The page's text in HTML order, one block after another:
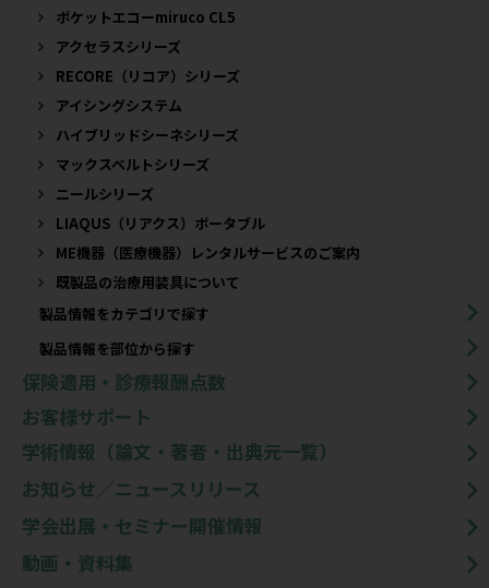
ポケットエコーmiruco CL5
アクセラスシリーズ
RECORE（リコア）シリーズ
アイシングシステム
ハイブリッドシーネシリーズ
マックスベルトシリーズ
ニールシリーズ
LIAQUS（リアクス）ポータブル
ME機器（医療機器）レンタルサービスのご案内
既製品の治療用装具について​
製品情報をカテゴリで探す
製品情報を部位から探す
保険適用・診療報酬点数
お客様サポート
学術情報（論文・著者・出典元一覧）
お知らせ／ニュースリリース
学会出展・セミナー開催情報
動画・資料集